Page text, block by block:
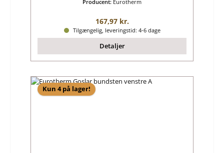
Producent: Eurotherm
Almindelig pris:
167,97 kr.
Tilgængelig, leveringstid: 4-6 dage
Detaljer
Kun 4 på lager!